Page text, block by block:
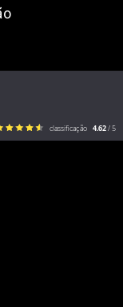
classificação 4.62/ 5